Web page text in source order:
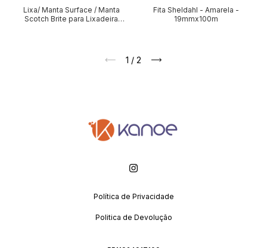
Lixa/ Manta Surface / Manta
Scotch Brite para Lixadeira
Fita Sheldahl - Amarela -
19mmx100m
1 / 2
Política de Privacidade
Politica de Devolução